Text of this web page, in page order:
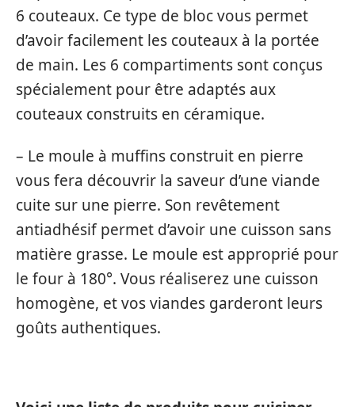
6 couteaux. Ce type de bloc vous permet
d’avoir facilement les couteaux à la portée
de main. Les 6 compartiments sont conçus
spécialement pour être adaptés aux
couteaux construits en céramique.
– Le moule à muffins construit en pierre
vous fera découvrir la saveur d’une viande
cuite sur une pierre. Son revêtement
antiadhésif permet d’avoir une cuisson sans
matière grasse. Le moule est approprié pour
le four à 180°. Vous réaliserez une cuisson
homogène, et vos viandes garderont leurs
goûts authentiques.